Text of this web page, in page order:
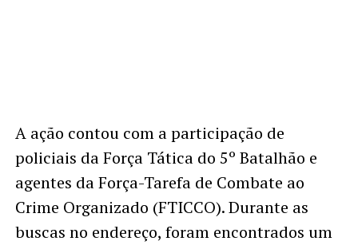
A ação contou com a participação de
policiais da Força Tática do 5º Batalhão e
agentes da Força-Tarefa de Combate ao
Crime Organizado (FTICCO). Durante as
buscas no endereço, foram encontrados um